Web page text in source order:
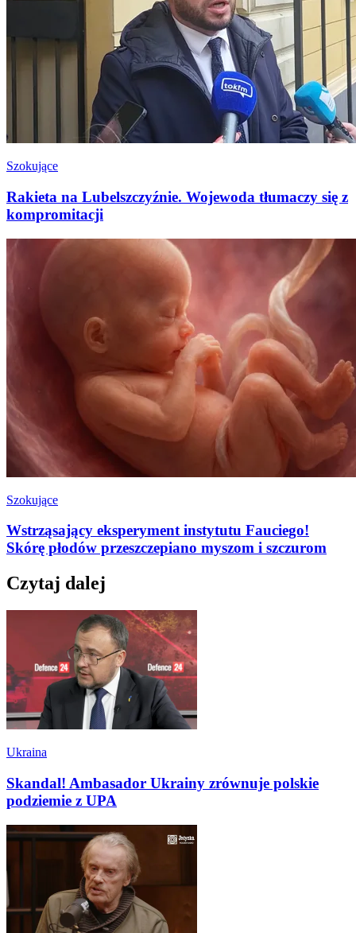
Szokujące
Rakieta na Lubelszczyźnie. Wojewoda tłumaczy się z
kompromitacji
Szokujące
Wstrząsający eksperyment instytutu Fauciego!
Skórę płodów przeszczepiano myszom i szczurom
Czytaj dalej
Ukraina
Skandal! Ambasador Ukrainy zrównuje polskie
podziemie z UPA